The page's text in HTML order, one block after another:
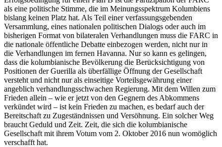
als eine politische Stimme, die im Meinungsspektrum Kolumbiens
bislang keinen Platz hat. Als Teil einer verfassungsgebenden
Versammlung, eines nationalen politischen Dialogs oder auch im
bisherigen Format von bilateralen Verhandlungen muss die FARC in
die nationale öffentliche Debatte einbezogen werden, nicht nur in
die Verhandlungen im fernen Havanna. Nur so kann es gelingen,
dass die kolumbianische Bevölkerung die Berücksichtigung von
Positionen der Guerilla als überfällige Öffnung der Gesellschaft
versteht und nicht nur als einseitige Vorteilsgewährung einer
angeblich verhandlungsschwachen Regierung. Mit dem Willen zum
Frieden allein – wie er jetzt von den Gegnern des Abkommens
verkündet wird – ist kein Frieden zu machen, es bedarf auch der
Bereitschaft zu Zugeständnissen und Versöhnung. Ein solcher Weg
braucht Geduld und Zeit. Zeit, die sich die kolumbianische
Gesellschaft mit ihrem Votum vom 2. Oktober 2016 nun womöglich
verschafft hat.